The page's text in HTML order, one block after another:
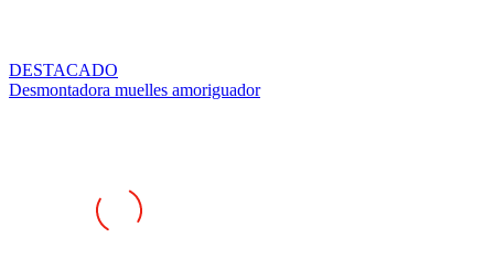
DESTACADO
Desmontadora muelles amoriguador